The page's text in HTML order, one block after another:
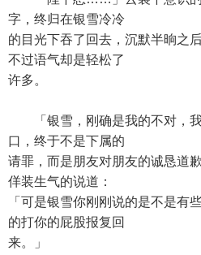
字，终归在银雪冷冷
的目光下吞了回去，沉默半晌之
不过语气却是轻松了
许多。
「银雪，刚确是我的不对，我
口，终于不是下属的
请罪，而是朋友对朋友的诚恳道
佯装生气的说道：
「可是银雪你刚刚说的是不是有
的打你的屁股报复回
来。」